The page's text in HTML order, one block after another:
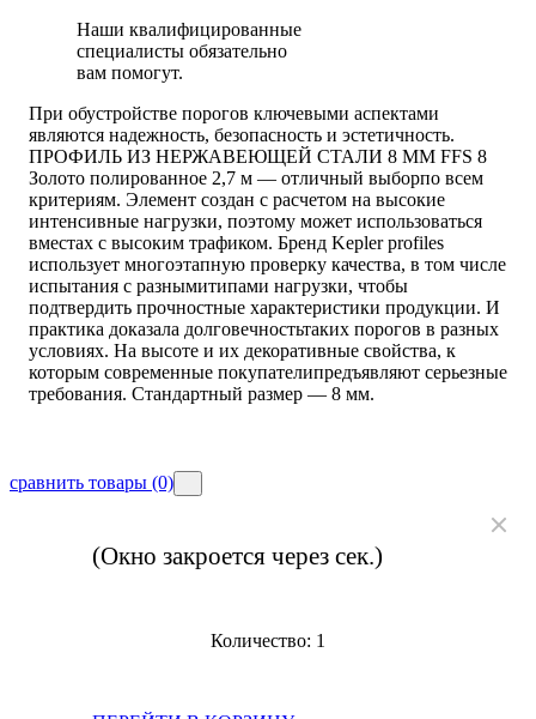
Наши квалифицированные
специалисты обязательно
вам помогут.
При обустройстве порогов ключевыми аспектами
являются надежность, безопасность и эстетичность.
ПРОФИЛЬ ИЗ НЕРЖАВЕЮЩЕЙ СТАЛИ 8 ММ FFS 8
Золото полированное 2,7 м — отличный выборпо всем
критериям. Элемент создан с расчетом на высокие
интенсивные нагрузки, поэтому может использоваться
вместах с высоким трафиком. Бренд Kepler profiles
использует многоэтапную проверку качества, в том числе
испытания с разнымитипами нагрузки, чтобы
подтвердить прочностные характеристики продукции. И
практика доказала долговечностьтаких порогов в разных
условиях. На высоте и их декоративные свойства, к
которым современные покупателипредъявляют серьезные
требования. Стандартный размер — 8 мм.
сравнить товары (0)
(Окно закроется через сек.)
Количество: 1